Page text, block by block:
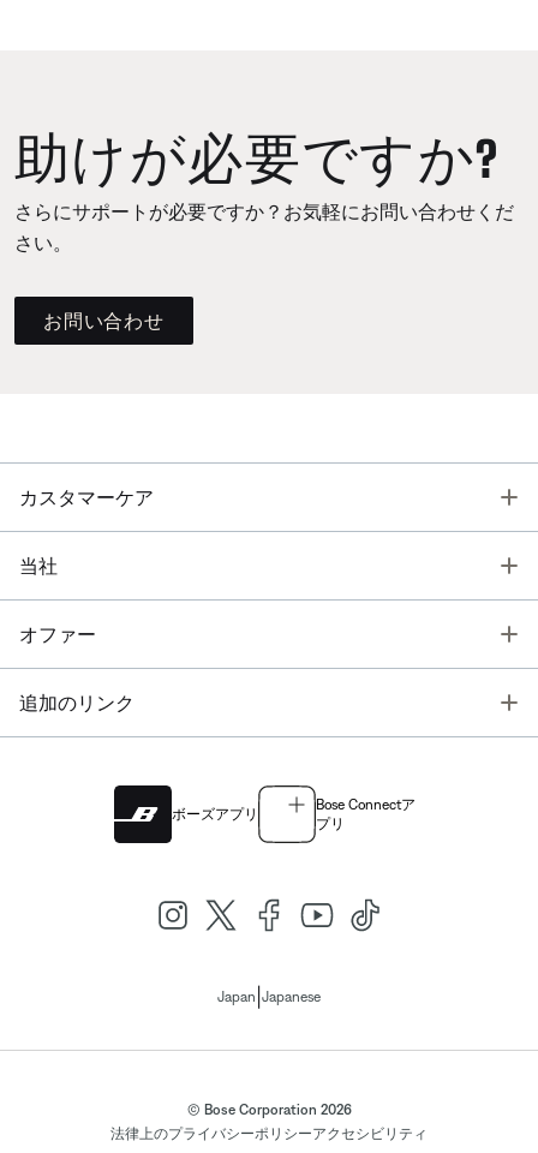
助けが必要ですか?
さらにサポートが必要ですか？お気軽にお問い合わせくだ
さい。
お問い合わせ
カスタマーケア
当社
オファー
追加のリンク
ボーズアプリ
Bose Connectア
プリ
Japan Japanese
© Bose Corporation 2026
法律上のプライバシーポリシーアクセシビリティ